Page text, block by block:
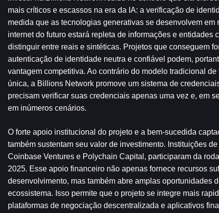
mais críticos e escassos na era da IA: a verificação de
medida que as tecnologias generativas se desenvolvem em
internet do futuro estará repleta de informações e entidades
distinguir entre reais e sintéticas. Projetos que conseguem
autenticação de identidade neutra e confiável podem,
vantagem competitiva. Ao contrário do modelo tradicional
única, a Billions Network promove um sistema de
precisam verificar suas credenciais apenas uma vez e, em
em inúmeros cenários.
O forte apoio institucional do projeto e a bem-sucedida
também sustentam seu valor de investimento. Instituições
Coinbase Ventures e Polychain Capital, participaram da
2025. Esse apoio financeiro não apenas fornece recursos
desenvolvimento, mas também abre amplas oportunidades
ecossistema. Isso permite que o projeto se integre mais
plataformas de negociação descentralizada e aplicativos